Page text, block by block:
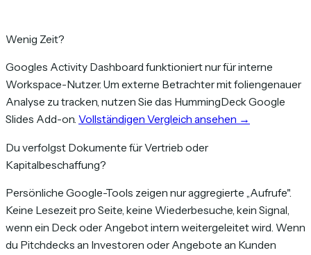
Wenig Zeit?
Googles Activity Dashboard funktioniert nur für interne
Workspace-Nutzer. Um externe Betrachter mit foliengenauer
Analyse zu tracken, nutzen Sie das HummingDeck Google
Slides Add-on. Vollständigen Vergleich ansehen →
Du verfolgst Dokumente für Vertrieb oder
Kapitalbeschaffung?
Persönliche Google-Tools zeigen nur aggregierte „Aufrufe".
Keine Lesezeit pro Seite, keine Wiederbesuche, kein Signal,
wenn ein Deck oder Angebot intern weitergeleitet wird. Wenn
du Pitchdecks an Investoren oder Angebote an Kunden